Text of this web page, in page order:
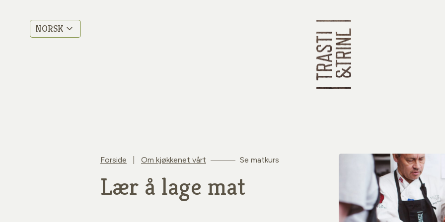
NORSK
Forside Om kjøkkenet vårt Se matkurs
Lær å lage mat